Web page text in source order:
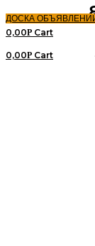
ДОСКА
0,00Р Cart
0,00Р Cart